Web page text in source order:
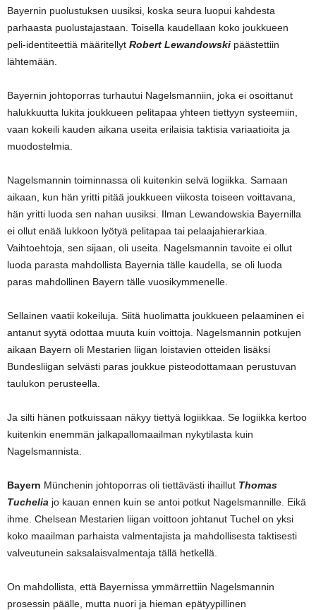
Bayernin puolustuksen uusiksi, koska seura luopui kahdesta
parhaasta puolustajastaan. Toisella kaudellaan koko joukkueen
peli-identiteettiä määritellyt Robert Lewandowski päästettiin
lähtemään.
Bayernin johtoporras turhautui Nagelsmanniin, joka ei osoittanut
halukkuutta lukita joukkueen pelitapaa yhteen tiettyyn systeemiin,
vaan kokeili kauden aikana useita erilaisia taktisia variaatioita ja
muodostelmia.
Nagelsmannin toiminnassa oli kuitenkin selvä logiikka. Samaan
aikaan, kun hän yritti pitää joukkueen viikosta toiseen voittavana,
hän yritti luoda sen nahan uusiksi. Ilman Lewandowskia Bayernilla
ei ollut enää lukkoon lyötyä pelitapaa tai pelaajahierarkiaa.
Vaihtoehtoja, sen sijaan, oli useita. Nagelsmannin tavoite ei ollut
luoda parasta mahdollista Bayernia tälle kaudella, se oli luoda
paras mahdollinen Bayern tälle vuosikymmenelle.
Sellainen vaatii kokeiluja. Siitä huolimatta joukkueen pelaaminen ei
antanut syytä odottaa muuta kuin voittoja. Nagelsmannin potkujen
aikaan Bayern oli Mestarien liigan loistavien otteiden lisäksi
Bundesliigan selvästi paras joukkue pisteodottamaan perustuvan
taulukon perusteella.
Ja silti hänen potkuissaan näkyy tiettyä logiikkaa. Se logiikka kertoo
kuitenkin enemmän jalkapallomaailman nykytilasta kuin
Nagelsmannista.
Bayern Münchenin johtoporras oli tiettävästi ihaillut Thomas
Tuchelia jo kauan ennen kuin se antoi potkut Nagelsmannille. Eikä
ihme. Chelsean Mestarien liigan voittoon johtanut Tuchel on yksi
koko maailman parhaista valmentajista ja mahdollisesta taktisesti
valveutunein saksalaisvalmentaja tällä hetkellä.
On mahdollista, että Bayernissa ymmärrettiin Nagelsmannin
prosessin päälle, mutta nuori ja hieman epätyypillinen